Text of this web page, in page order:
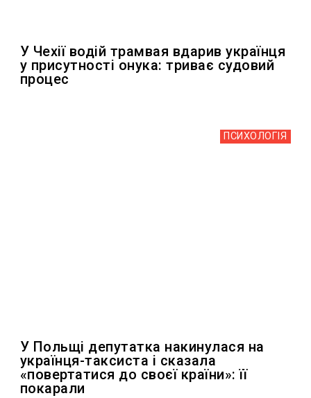
У Чехії водій трамвая вдарив українця
у присутності онука: триває судовий
процес
ПСИХОЛОГІЯ
У Польщі депутатка накинулася на
українця-таксиста і сказала
«повертатися до своєї країни»: її
покарали